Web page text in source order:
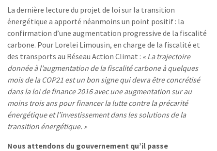
La dernière lecture du projet de loi sur la transition
énergétique a apporté néanmoins un point positif : la
confirmation d’une augmentation progressive de la fiscalité
carbone. Pour Lorelei Limousin, en charge de la fiscalité et
des transports au Réseau Action Climat : « La trajectoire
donnée à l’augmentation de la fiscalité carbone à quelques
mois de la COP21 est un bon signe qui devra être concrétisé
dans la loi de finance 2016 avec une augmentation sur au
moins trois ans pour financer la lutte contre la précarité
énergétique et l’investissement dans les solutions de la
transition énergétique. »
Nous attendons du gouvernement qu’il passe